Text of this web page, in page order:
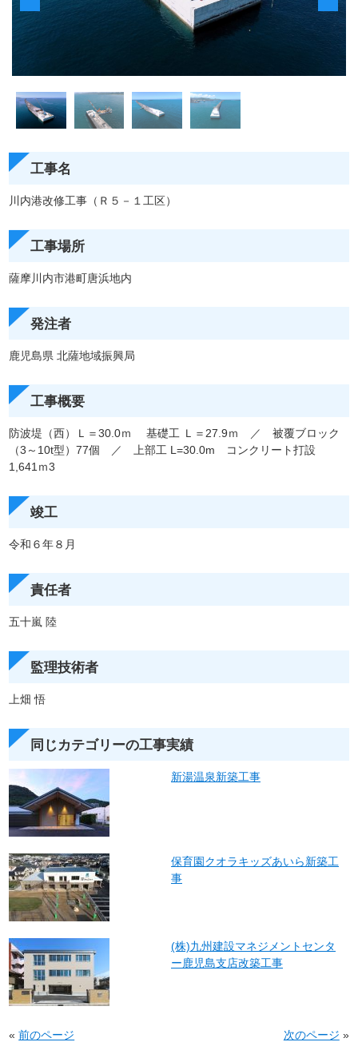
工事名
川内港改修工事（Ｒ５－１工区）
工事場所
薩摩川内市港町唐浜地内
発注者
鹿児島県 北薩地域振興局
工事概要
防波堤（西）Ｌ＝30.0ｍ 基礎工 Ｌ＝27.9ｍ ／ 被覆ブロック
（3～10t型）77個 ／ 上部工 L=30.0m コンクリート打設
1,641ｍ3
竣工
令和６年８月
責任者
五十嵐 陸
監理技術者
上畑 悟
同じカテゴリーの工事実績
新湯温泉新築工事
保育園クオラキッズあいら新築工
事
(株)九州建設マネジメントセンタ
ー鹿児島支店改築工事
«前のページ 次のページ »